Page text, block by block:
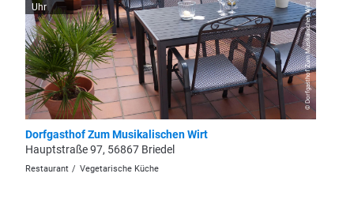
© Dorfgasthof Zum Musikalischen Wirt
Uhr
Dorfgasthof Zum Musikalischen Wirt
Hauptstraße 97, 56867 Briedel
Restaurant Vegetarische Küche